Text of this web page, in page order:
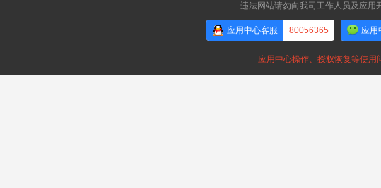
违法网站请勿向我司工作人员及应用
应用中心客服 80056365 应用
应用中心操作、授权恢复等使用